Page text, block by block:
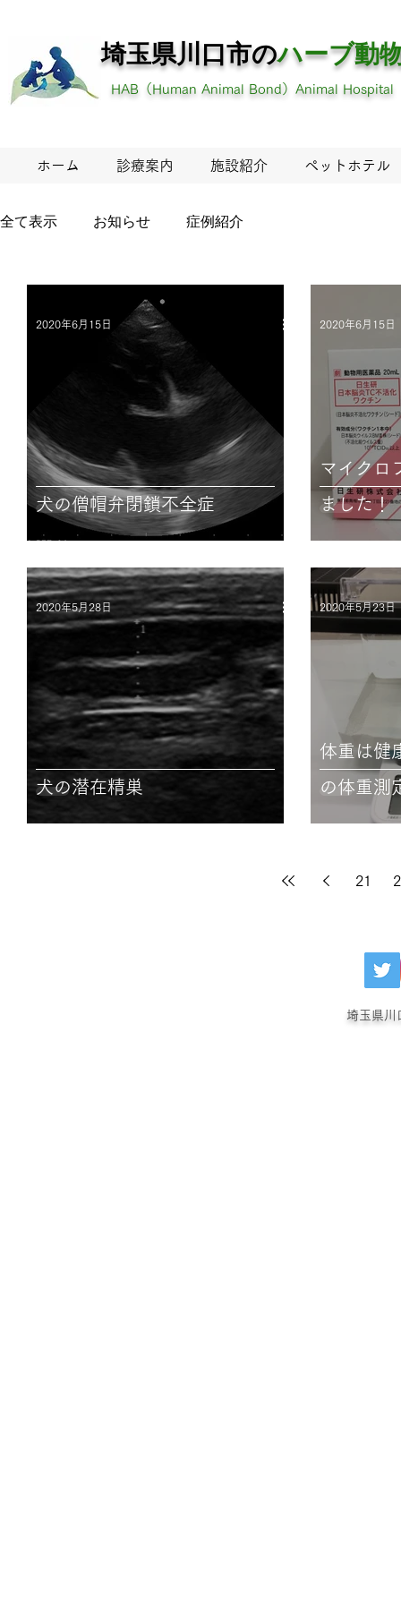
埼玉県川口市のハーブ動
HAB（Human Animal Bond）Animal Hospital
ホーム 診療案内 施設紹介 ペットホテル
全て表示 お知らせ 症例紹介
犬の僧帽弁閉鎖不全症
2020年6月15日
マイクロ
ました！
2020年6月15日
犬の潜在精巣
2020年5月28日
体重は健
の体重測
2020年5月23日
21
埼玉県川